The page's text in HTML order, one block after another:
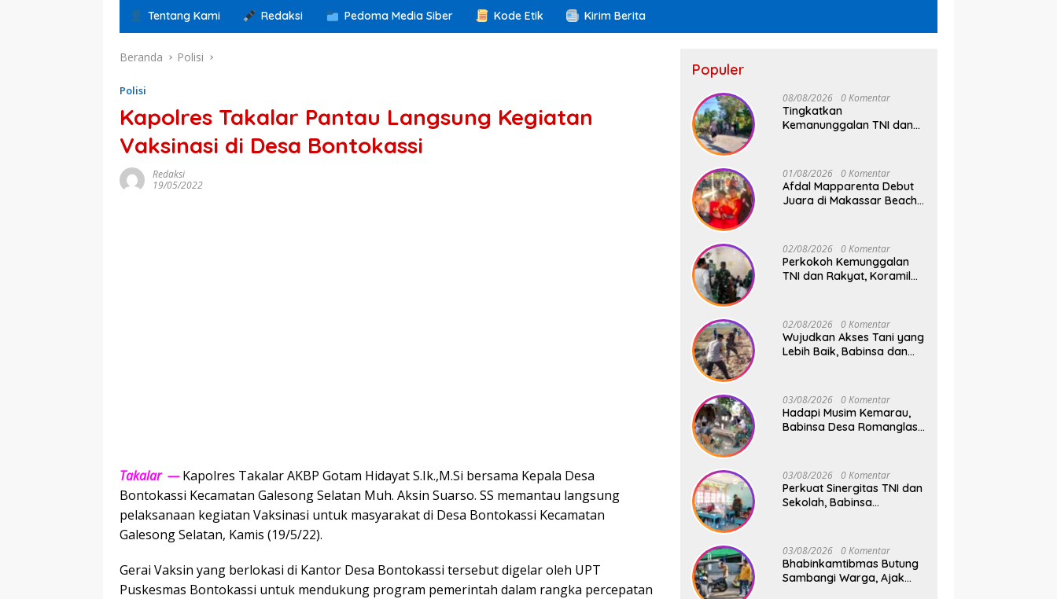
Tentang Kami Redaksi Pedoma Media Siber Kode Etik Kirim Berita
Beranda Polisi
Polisi
Kapolres Takalar Pantau Langsung Kegiatan
Vaksinasi di Desa Bontokassi
Redaksi
19/05/2022
Takalar —Kapolres Takalar AKBP Gotam Hidayat S.Ik.,M.Si bersama Kepala Desa
Bontokassi Kecamatan Galesong Selatan Muh. Aksin Suarso. SS memantau langsung
pelaksanaan kegiatan Vaksinasi untuk masyarakat di Desa Bontokassi Kecamatan
Galesong Selatan, Kamis (19/5/22).
Gerai Vaksin yang berlokasi di Kantor Desa Bontokassi tersebut digelar oleh UPT
Puskesmas Bontokassi untuk mendukung program pemerintah dalam rangka percepatan
Populer
08/08/2026 0 Komentar
Tingkatkan
Kemanunggalan TNI dan
dan Mahasiswa UIN Gelar
Karya Bakti
01/08/2026 0 Komentar
Afdal Mapparenta Debut
Juara di Makassar Beach
02/08/2026 0 Komentar
Perkokoh Kemunggalan
TNI dan Rakyat, Koramil
02/08/2026 0 Komentar
Wujudkan Akses Tani yang
Lebih Baik, Babinsa dan
Swadaya
03/08/2026 0 Komentar
Hadapi Musim Kemarau,
Babinsa Desa Romanglasa
Kesehatan
03/08/2026 0 Komentar
Perkuat Sinergitas TNI dan
Sekolah, Babinsa
Center Malakaji
03/08/2026 0 Komentar
Bhabinkamtibmas Butung
Sambangi Warga, Ajak